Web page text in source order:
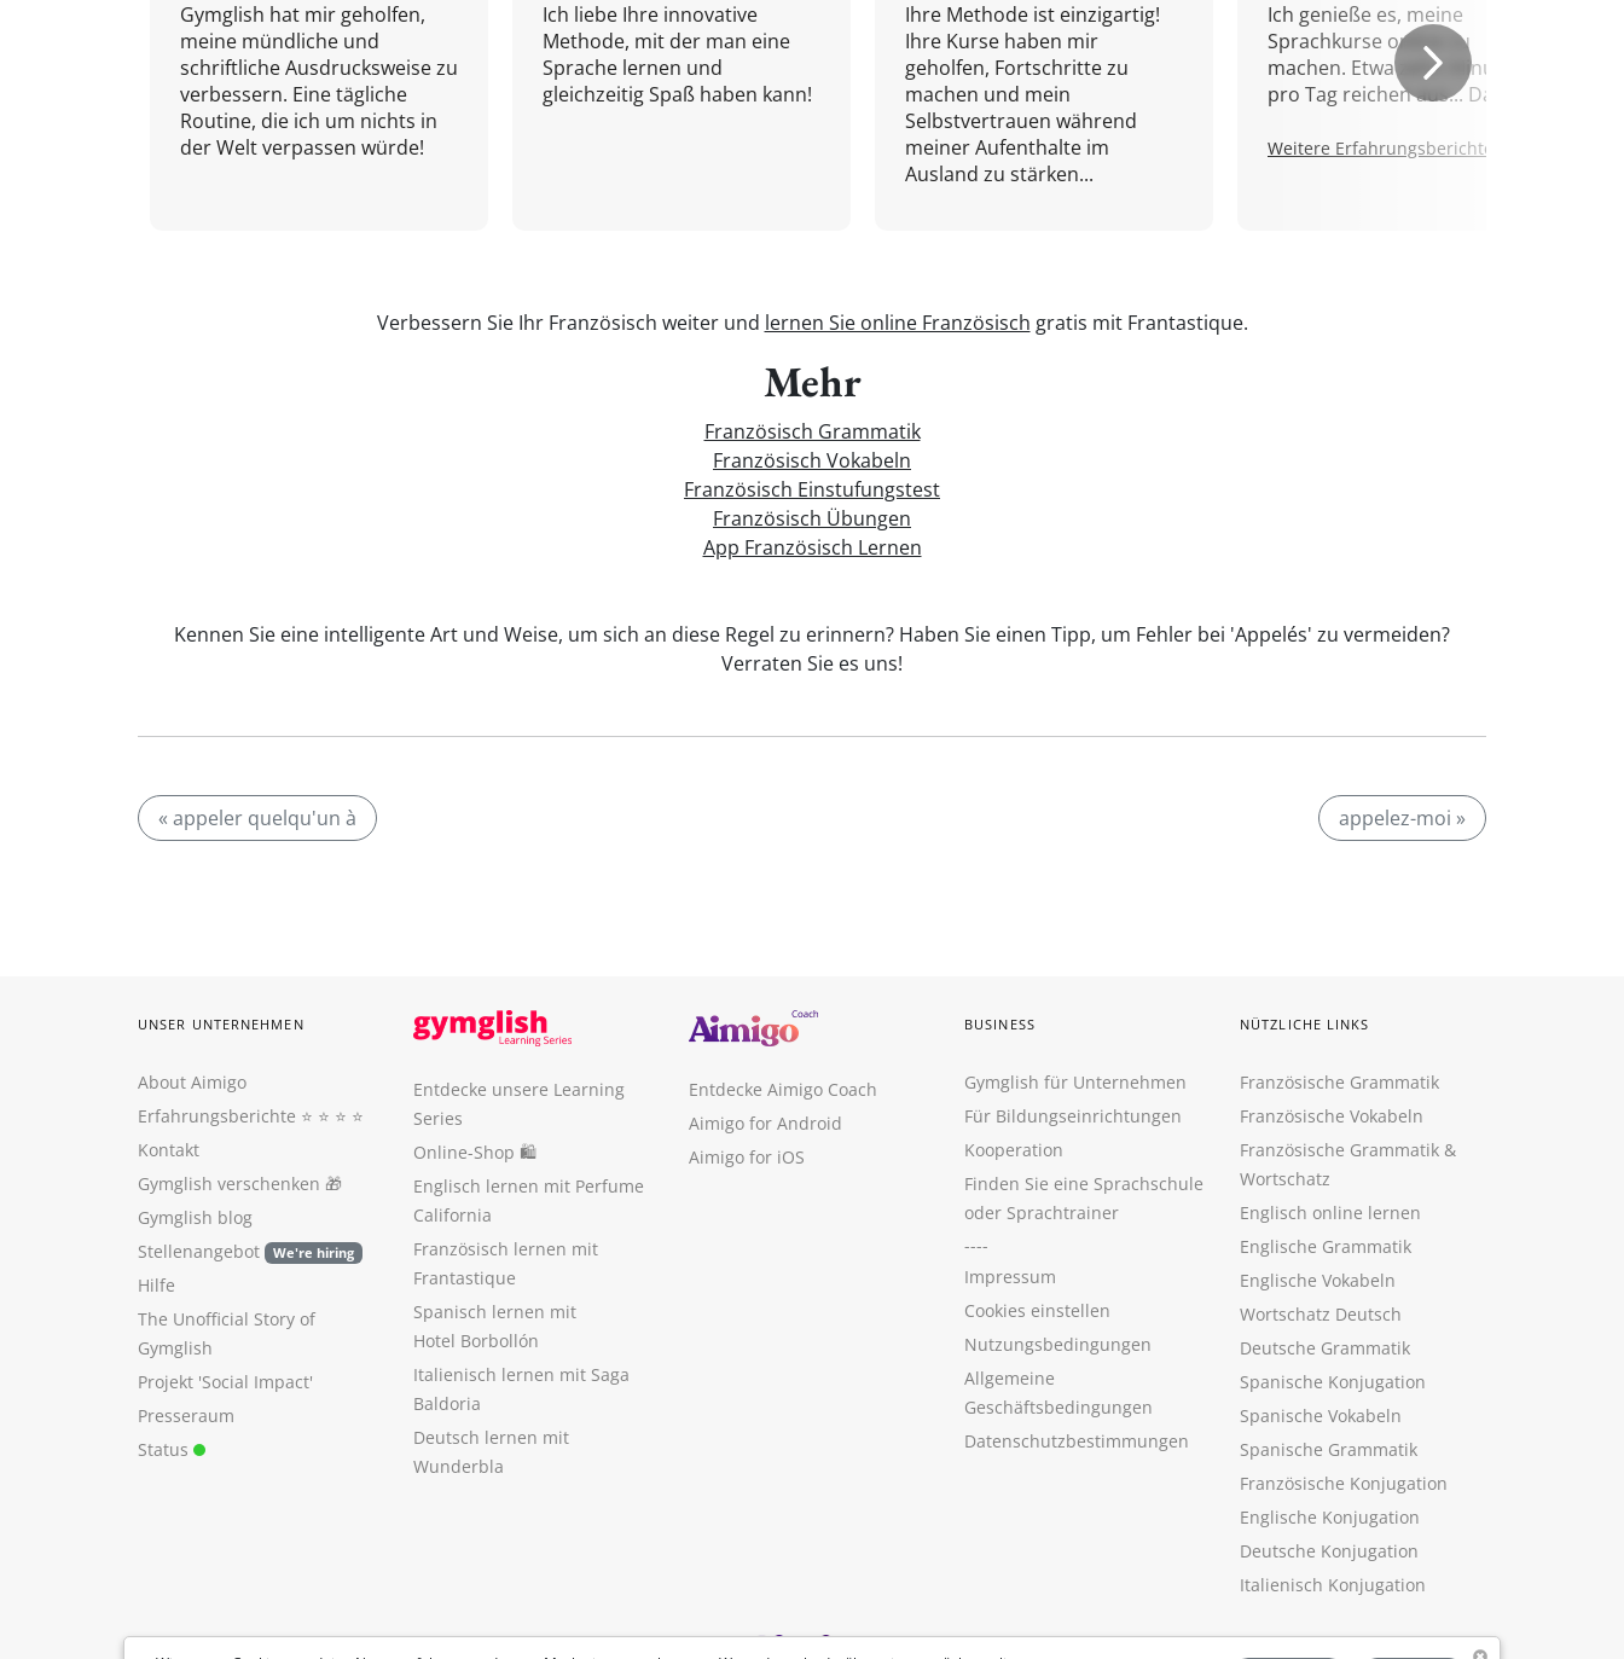
Gymglish hat mir geholfen,
meine mündliche und
schriftliche Ausdrucksweise zu
verbessern. Eine tägliche
Routine, die ich um nichts in
der Welt verpassen würde!
Ich liebe Ihre innovative
Methode, mit der man eine
Sprache lernen und
gleichzeitig Spaß haben kann!
Ihre Methode ist einzigartig!
Ihre Kurse haben mir
geholfen, Fortschritte zu
machen und mein
Selbstvertrauen während
meiner Aufenthalte im
Ausland zu stärken...
Ich genieße es, meine
Sprachkurse online zu
machen. Etwa zehn Minuten
pro Tag reichen aus... Danke!
Weitere Erfahrungsberichte.
Verbessern Sie Ihr Französisch weiter und lernen Sie online Französisch gratis mit Frantastique.
Mehr
Französisch Grammatik
Französisch Vokabeln
Französisch Einstufungstest
Französisch Übungen
App Französisch Lernen
Kennen Sie eine intelligente Art und Weise, um sich an diese Regel zu erinnern? Haben Sie einen Tipp, um Fehler bei 'Appelés' zu vermeiden?
Verraten Sie es uns!
« appeler quelqu'un à appelez-moi »
UNSER UNTERNEHMEN
About Aimigo
Erfahrungsberichte ⭐️ ⭐️ ⭐️ ⭐️
Kontakt
Gymglish verschenken 🎁
Gymglish blog
Stellenangebot
We're hiring
Hilfe
The Unofficial Story of
Gymglish
Projekt 'Social Impact'
Presseraum
Status
Entdecke unsere Learning
Series
Online-Shop 🛍
Englisch lernen mit Perfume
California
Französisch lernen mit
Frantastique
Spanisch lernen mit
Hotel Borbollón
Italienisch lernen mit Saga
Baldoria
Deutsch lernen mit
Wunderbla
Entdecke Aimigo Coach
Aimigo for Android
Aimigo for iOS
BUSINESS
Gymglish für Unternehmen
Für Bildungseinrichtungen
Kooperation
Finden Sie eine Sprachschule
oder Sprachtrainer
----
Impressum
Cookies einstellen
Nutzungsbedingungen
Allgemeine
Geschäftsbedingungen
Datenschutzbestimmungen
NÜTZLICHE LINKS
Französische Grammatik
Französische Vokabeln
Französische Grammatik &
Wortschatz
Englisch online lernen
Englische Grammatik
Englische Vokabeln
Wortschatz Deutsch
Deutsche Grammatik
Spanische Konjugation
Spanische Vokabeln
Spanische Grammatik
Französische Konjugation
Englische Konjugation
Deutsche Konjugation
Italienisch Konjugation